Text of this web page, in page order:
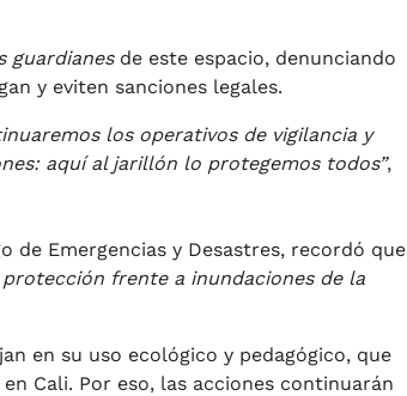
guardianesde este espacio, denunciando
y eviten sanciones legales.
los operativos de vigilancia y
aquí al jarillón lo protegemos todos”,
de Emergencias y Desastres, recordó que
frente a inundaciones de la
en su uso ecológico y pedagógico, que
Cali. Por eso, las acciones continuarán